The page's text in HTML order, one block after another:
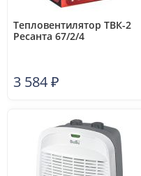
Тепловентилятор ТВК-2
Ресанта 67/2/4
3 584₽